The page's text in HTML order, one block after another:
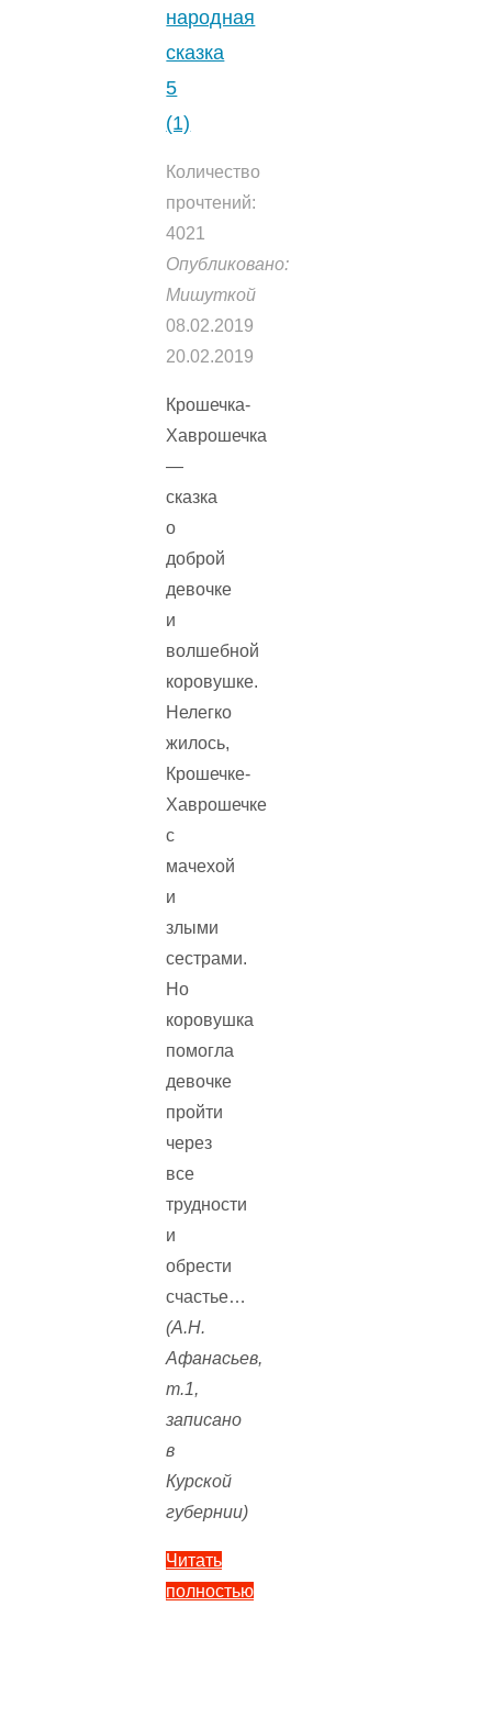
народная
сказка
5
(1)
Количество
прочтений:
4021
Опубликовано:
Мишуткой
08.02.2019
20.02.2019
Крошечка-
Хаврошечка
—
сказка
о
доброй
девочке
и
волшебной
коровушке.
Нелегко
жилось,
Крошечке-
Хаврошечке
с
мачехой
и
злыми
сестрами.
Но
коровушка
помогла
девочке
пройти
через
все
трудности
и
обрести
счастье…
(А.Н.
Афанасьев,
т.1,
записано
в
Курской
губернии)
Читать
полностью